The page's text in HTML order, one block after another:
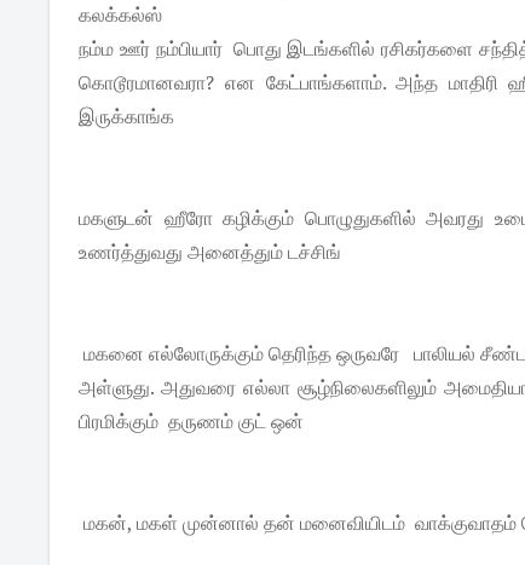
கலக்கல்ஸ்
நம்ம ஊர் நம்பியார் பொது இடங்களில் ரசிகர்களை
கொடூரமானவரா? என கேட்பாங்களாம். அந்த
இருக்காங்க
மகளுடன் ஹீரோ கழிக்கும் பொழுதுகளில் அவரது
உணர்த்துவது அனைத்தும் டச்சிங்
மகனை எல்லோருக்கும் தெரிந்த ஒருவரே பாலியல்
அள்ளுது. அதுவரை எல்லா சூழ்நிலைகளிலும்
பிரமிக்கும் தருணம் குட் ஒன்
மகன், மகள் முன்னால் தன் மனைவியிடம் வாக்குவாதம்